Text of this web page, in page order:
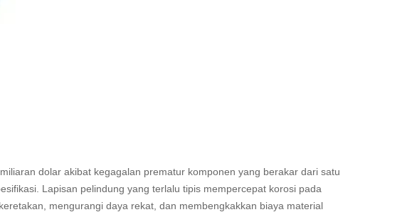
dolar akibat kegagalan prematur komponen yang berakar dari satu
Lapisan pelindung yang terlalu tipis mempercepat korosi pada
mengurangi daya rekat, dan membengkakkan biaya material